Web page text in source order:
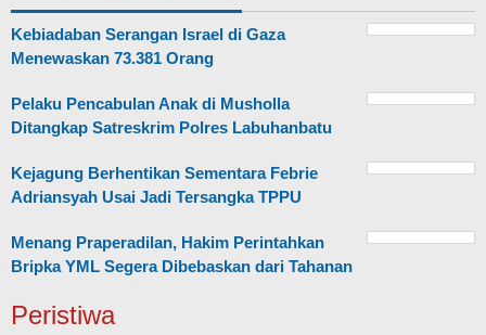
Kebiadaban Serangan Israel di Gaza
Menewaskan 73.381 Orang
Pelaku Pencabulan Anak di Musholla
Ditangkap Satreskrim Polres Labuhanbatu
Kejagung Berhentikan Sementara Febrie
Adriansyah Usai Jadi Tersangka TPPU
Menang Praperadilan, Hakim Perintahkan
Bripka YML Segera Dibebaskan dari Tahanan
Peristiwa